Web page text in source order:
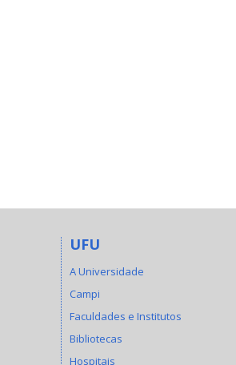
UFU
A Universidade
Campi
Faculdades e Institutos
Bibliotecas
Hospitais